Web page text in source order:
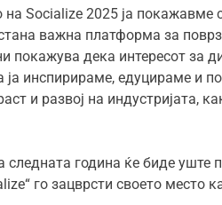
Socialize 2025 ја покажавме
важна платформа за
покажува дека интересот за
инспирираме, едуцираме и
и развој на индустријата,
следната година ќе биде уште
го зацврсти своето место